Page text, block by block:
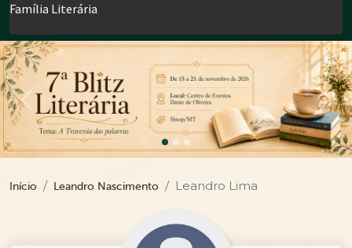
Previous
Início Leandro Nascimento Leandro Lima